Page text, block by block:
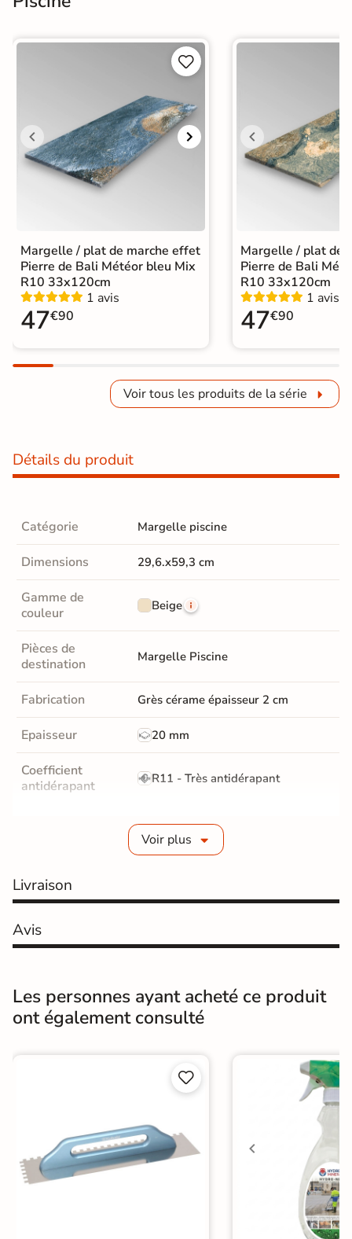


Margelle / plat de marche effet
Pierre de Bali Météor bleu Mix
R10 33x120cm
1 avis
47€90
Margelle / plat de
Pierre de Bali
R10 33x120cm
1 avis
47€90
Voir tous les produits de la série
Détails du produit
Catégorie Margelle piscine
Dimensions 29,6.x59,3 cm
Gamme de
couleur
Beige
Pièces de
destination
Margelle Piscine
Fabrication Grès cérame épaisseur 2 cm
Epaisseur 20 mm
Coefficient
antidérapant
R11 - Très antidérapant
GR5 - Ultra-résistant
Bords rectifié
Finition Mate
Résistant au Gel Oui
1er Choix
A coller sur chape
A coller sur ancien carrelage
Normes
Voir plus
Livraison
Avis
Les personnes ayant acheté ce produit
ont également consulté

